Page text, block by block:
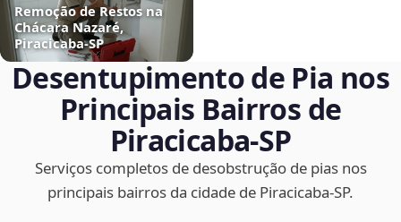
Remoção de Restos na
Chácara Nazaré,
Piracicaba‑SP
Desentupimento de Pia nos
Principais Bairros de
Piracicaba‑SP
Serviços completos de desobstrução de pias nos
principais bairros da cidade de Piracicaba‑SP.